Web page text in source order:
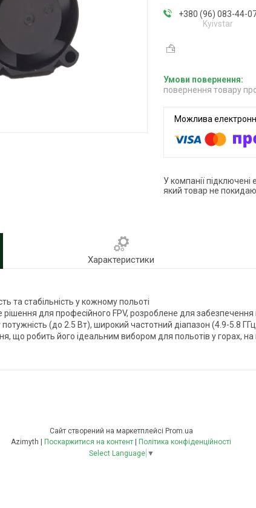
+380 (96) 083-44-
Kyivstar
повернення товару
У компанії
який товар не
Характеристики
та стабільність у кожному польоті
для професійного FPV, розроблене для забезпечення
(до 2.5 Вт), широкий частотний діапазон (4.9-5.8
що робить його ідеальним вибором для польотів у горах, на
Сайт створений на маркетплейсі Prom.ua
Поскаржитися на контент
Політика конфіденційності
Select Language ▼